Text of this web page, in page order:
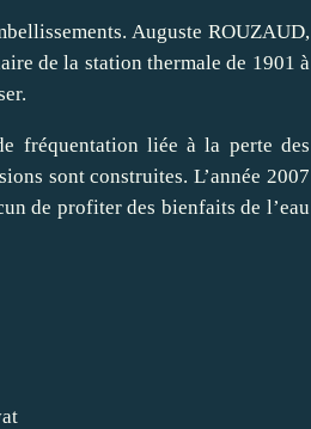
Auguste ROUZAUD,
de la station thermale de 1901 à
fréquentation liée à la perte des
sont construites. L’année 2007
de profiter des bienfaits de l’eau